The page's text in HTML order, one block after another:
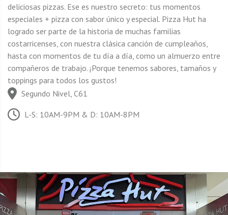
deliciosas pizzas. Ese es nuestro secreto: tus momentos
especiales + pizza con sabor único y especial. Pizza Hut ha
logrado ser parte de la historia de muchas familias
costarricenses, con nuestra clásica canción de cumpleaños,
hasta con momentos de tu día a día, como un almuerzo entre
compañeros de trabajo. ¡Porque tenemos sabores, tamaños y
toppings para todos los gustos!
Segundo Nivel, C61
L-S: 10AM-9PM & D: 10AM-8PM